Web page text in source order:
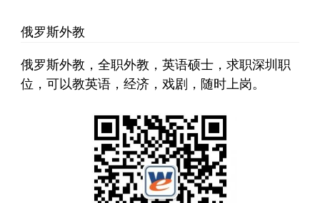
俄罗斯外教
俄罗斯外教，全职外教，英语硕士，求职深圳职
位，可以教英语，经济，戏剧，随时上岗。